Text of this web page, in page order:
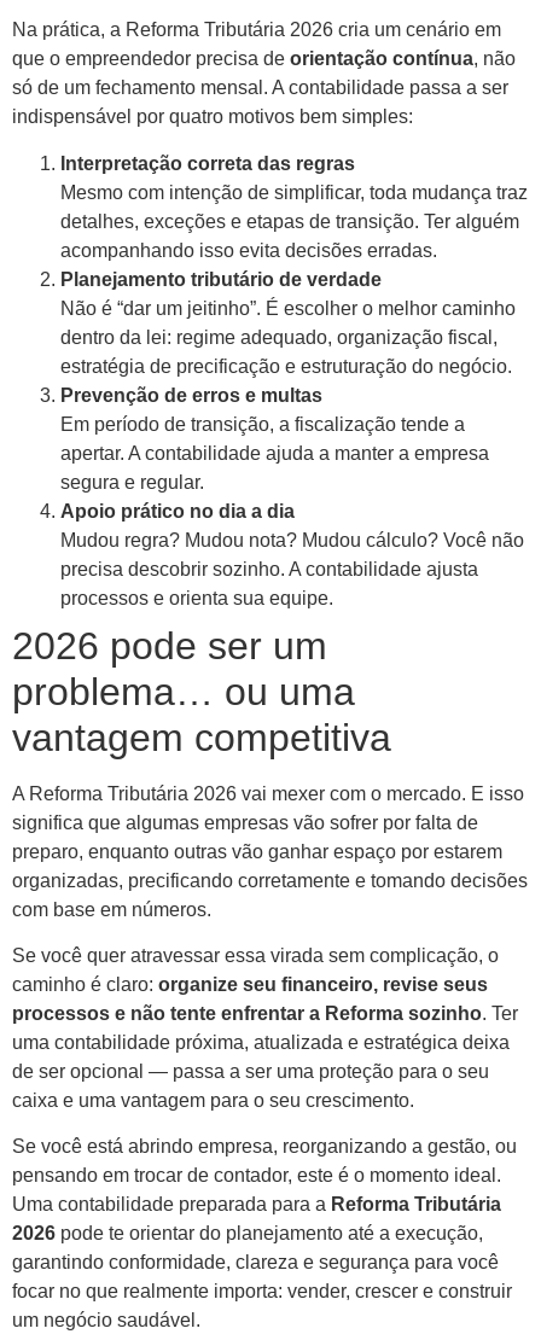
Na prática, a Reforma Tributária 2026 cria um cenário em
que o empreendedor precisa de orientação contínua, não
só de um fechamento mensal. A contabilidade passa a ser
indispensável por quatro motivos bem simples:
Interpretação correta das regras
Mesmo com intenção de simplificar, toda mudança traz
detalhes, exceções e etapas de transição. Ter alguém
acompanhando isso evita decisões erradas.
Planejamento tributário de verdade
Não é “dar um jeitinho”. É escolher o melhor caminho
dentro da lei: regime adequado, organização fiscal,
estratégia de precificação e estruturação do negócio.
Prevenção de erros e multas
Em período de transição, a fiscalização tende a
apertar. A contabilidade ajuda a manter a empresa
segura e regular.
Apoio prático no dia a dia
Mudou regra? Mudou nota? Mudou cálculo? Você não
precisa descobrir sozinho. A contabilidade ajusta
processos e orienta sua equipe.
2026 pode ser um
problema… ou uma
vantagem competitiva
A Reforma Tributária 2026 vai mexer com o mercado. E isso
significa que algumas empresas vão sofrer por falta de
preparo, enquanto outras vão ganhar espaço por estarem
organizadas, precificando corretamente e tomando decisões
com base em números.
Se você quer atravessar essa virada sem complicação, o
caminho é claro: organize seu financeiro, revise seus
processos e não tente enfrentar a Reforma sozinho. Ter
uma contabilidade próxima, atualizada e estratégica deixa
de ser opcional — passa a ser uma proteção para o seu
caixa e uma vantagem para o seu crescimento.
Se você está abrindo empresa, reorganizando a gestão, ou
pensando em trocar de contador, este é o momento ideal.
Uma contabilidade preparada para a Reforma Tributária
2026 pode te orientar do planejamento até a execução,
garantindo conformidade, clareza e segurança para você
focar no que realmente importa: vender, crescer e construir
um negócio saudável.